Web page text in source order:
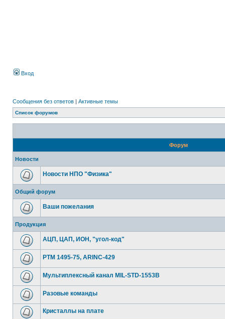
Вход
Сообщения без ответов | Активные темы
Список форумов
Форум
Новости
Новости НПО "Физика"
Общий форум
Ваши пожелания
Продукция
АЦП, ЦАП, ИОН, "угол-код"
РТМ 1495-75, ARINC-429
Мультиплексный канал MIL-STD-1553B
Разовые команды
Кристаллы на плате